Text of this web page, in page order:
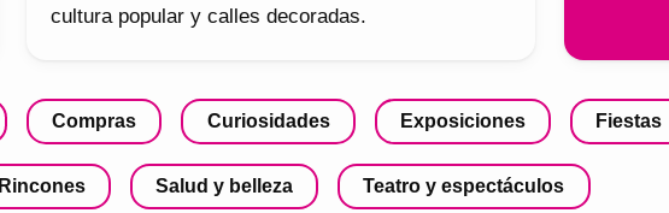
cultura popular y calles decoradas.
Compras Curiosidades Exposiciones Fiestas
Rincones Salud y belleza Teatro y espectáculos